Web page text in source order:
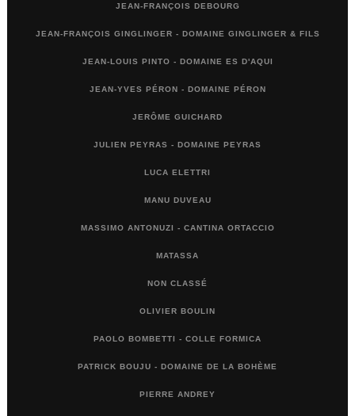
JEAN-FRANÇOIS DEBOURG
JEAN-FRANÇOIS GINGLINGER - DOMAINE GINGLINGER & FILS
JEAN-LOUIS PINTO - DOMAINE ES D'AQUI
JEAN-YVES PÉRON - DOMAINE PÉRON
JERÔME GUICHARD
JULIEN PEYRAS - DOMAINE PEYRAS
LUCA ELETTRI
MANU DUVEAU
MASSIMO ANTONUZI - CANTINA ORTACCIO
MATASSA
NON CLASSÉ
OLIVIER BOULIN
PAOLO BOMBETTI - COLLE FORMICA
PATRICK BOUJU - DOMAINE DE LA BOHÈME
PIERRE ANDREY